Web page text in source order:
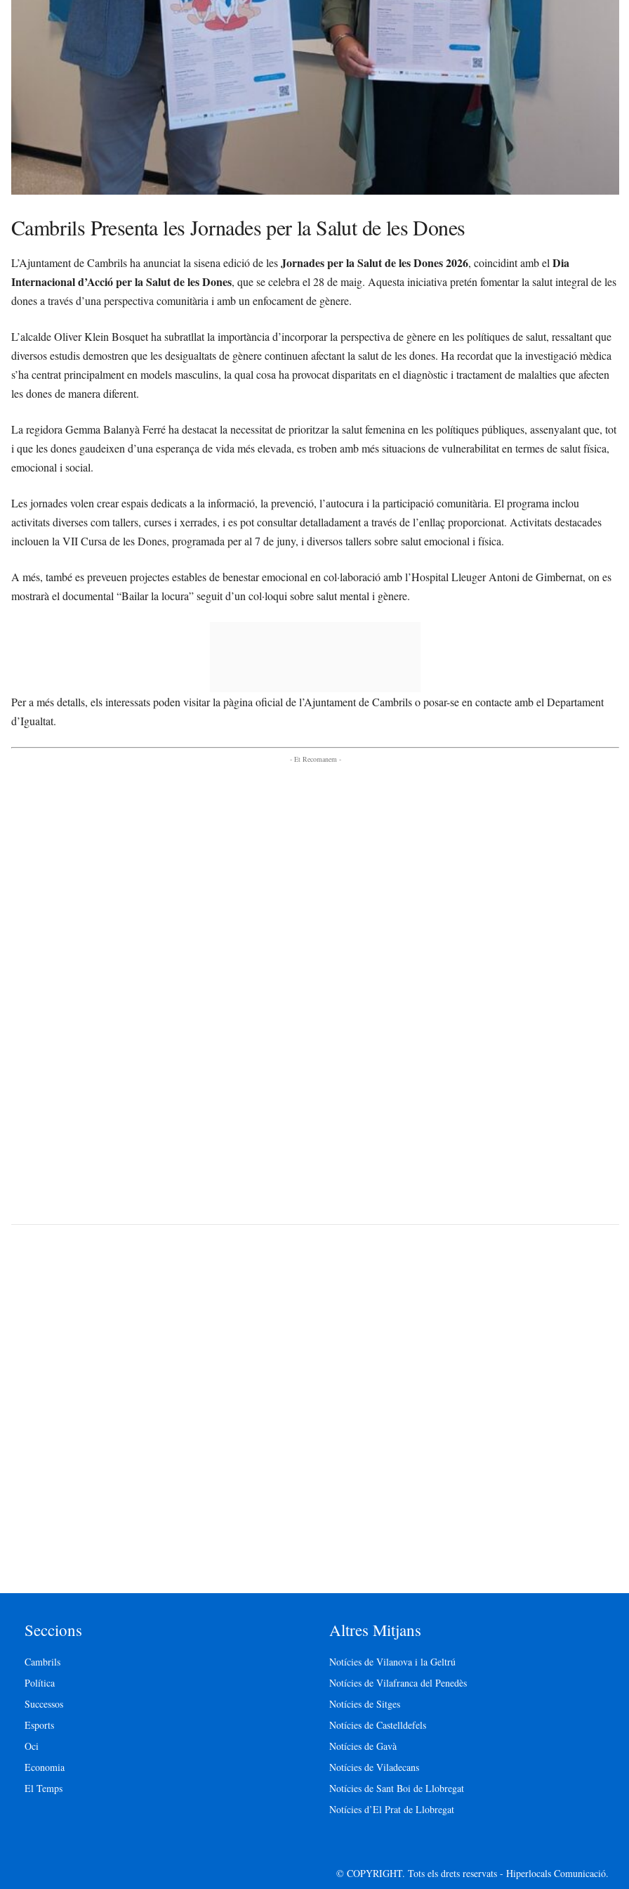
Cambrils Presenta les Jornades per la Salut de les Dones
L’Ajuntament de Cambrils ha anunciat la sisena edició de lesJornades per la Salut de les Dones 2026, coincidint amb elDia
Internacional d’Acció per la Salut de les Dones, que se celebra el 28 de maig. Aquesta iniciativa pretén fomentar la salut integral de les
dones a través d’una perspectiva comunitària i amb un enfocament de gènere.
L’alcalde Oliver Klein Bosquet ha subratllat la importància d’incorporar la perspectiva de gènere en les polítiques de salut, ressaltant que
diversos estudis demostren que les desigualtats de gènere continuen afectant la salut de les dones. Ha recordat que la investigació mèdica
s’ha centrat principalment en models masculins, la qual cosa ha provocat disparitats en el diagnòstic i tractament de malalties que afecten
les dones de manera diferent.
La regidora Gemma Balanyà Ferré ha destacat la necessitat de prioritzar la salut femenina en les polítiques públiques, assenyalant que, tot
i que les dones gaudeixen d’una esperança de vida més elevada, es troben amb més situacions de vulnerabilitat en termes de salut física,
emocional i social.
Les jornades volen crear espais dedicats a la informació, la prevenció, l’autocura i la participació comunitària. El programa inclou
activitats diverses com tallers, curses i xerrades, i es pot consultar detalladament a través de l’enllaç proporcionat. Activitats destacades
inclouen la VII Cursa de les Dones, programada per al 7 de juny, i diversos tallers sobre salut emocional i física.
A més, també es preveuen projectes estables de benestar emocional en col·laboració amb l’Hospital Lleuger Antoni de Gimbernat, on es
mostrarà el documental “Bailar la locura” seguit d’un col·loqui sobre salut mental i gènere.
Per a més detalls, els interessats poden visitar la pàgina oficial de l’Ajuntament de Cambrils o posar-se en contacte amb el Departament
d’Igualtat.
- Et Recomanem -
Seccions
Cambrils
Política
Successos
Esports
Oci
Economia
El Temps
Altres Mitjans
Notícies de Vilanova i la Geltrú
Notícies de Vilafranca del Penedès
Notícies de Sitges
Notícies de Castelldefels
Notícies de Gavà
Notícies de Viladecans
Notícies de Sant Boi de Llobregat
Notícies d’El Prat de Llobregat
© COPYRIGHT. Tots els drets reservats - Hiperlocals Comunicació.